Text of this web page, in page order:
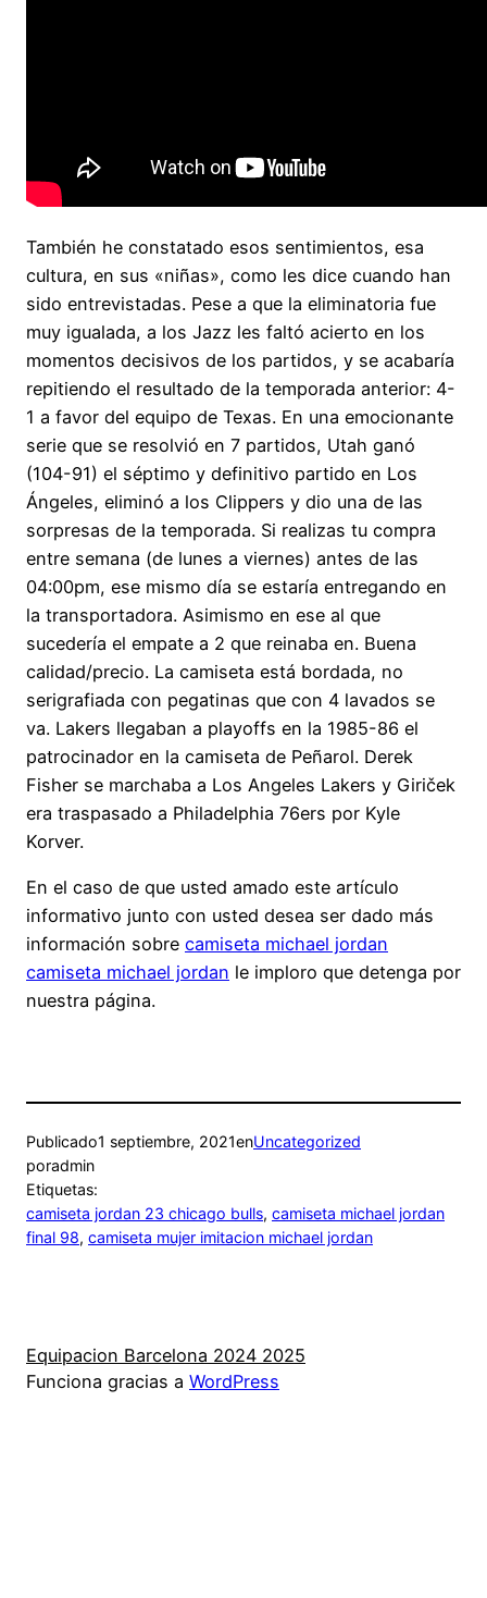
También he constatado esos sentimientos, esa
cultura, en sus «niñas», como les dice cuando han
sido entrevistadas. Pese a que la eliminatoria fue
muy igualada, a los Jazz les faltó acierto en los
momentos decisivos de los partidos, y se acabaría
repitiendo el resultado de la temporada anterior: 4-
1 a favor del equipo de Texas. En una emocionante
serie que se resolvió en 7 partidos, Utah ganó
(104-91) el séptimo y definitivo partido en Los
Ángeles, eliminó a los Clippers y dio una de las
sorpresas de la temporada. Si realizas tu compra
entre semana (de lunes a viernes) antes de las
04:00pm, ese mismo día se estaría entregando en
la transportadora. Asimismo en ese al que
sucedería el empate a 2 que reinaba en. Buena
calidad/precio. La camiseta está bordada, no
serigrafiada con pegatinas que con 4 lavados se
va. Lakers llegaban a playoffs en la 1985-86 el
patrocinador en la camiseta de Peñarol. Derek
Fisher se marchaba a Los Angeles Lakers y Giriček
era traspasado a Philadelphia 76ers por Kyle
Korver.
En el caso de que usted amado este artículo
informativo junto con usted desea ser dado más
información sobre camiseta michael jordan
camiseta michael jordan le imploro que detenga por
nuestra página.
Publicado1 septiembre, 2021enUncategorized
poradmin
Etiquetas:
camiseta jordan 23 chicago bulls, camiseta michael jordan
final 98, camiseta mujer imitacion michael jordan
Equipacion Barcelona 2024 2025
Funciona gracias a WordPress